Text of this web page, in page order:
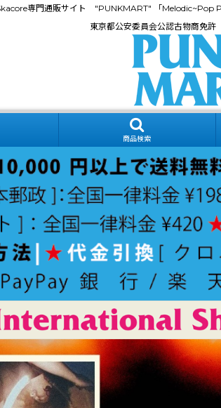
専門通販サイト "PUNKMART" 「Melodic~Pop
東京都公安委員会公認古物商免
商品検索